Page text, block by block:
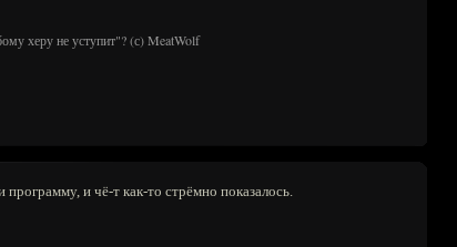
херу не уступит"? (с) MeatWolf
и чё-т как-то стрёмно показалось.